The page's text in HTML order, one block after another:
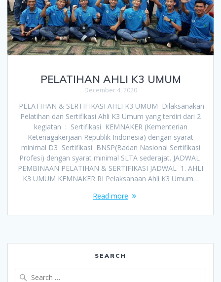
PELATIHAN AHLI K3 UMUM
December 4, 2020
PELATIHAN & SERTIFIKASI AHLI K3 UMUM Dilaksanakan
Pelatihan dan Sertifikasi Ahli K3 Umum yang terdiri dari 2
kegiatan : Sertifikasi KEMNAKER (Kementerian
Ketenagakerjaan Republik Indonesia) dengan syarat
minimal D3 Sertifikasi BNSP(Badan Nasional Sertifikasi
Profesi) dengan syarat minimal SLTA sederajat. JADWAL
PEMBINAAN PELATIHAN & SERTIFIKASI JADWAL 1. AHLI
K3 UMUM KEMNAKER RI Pelaksanaan Ahli K3 Umum…
Read more
SEARCH